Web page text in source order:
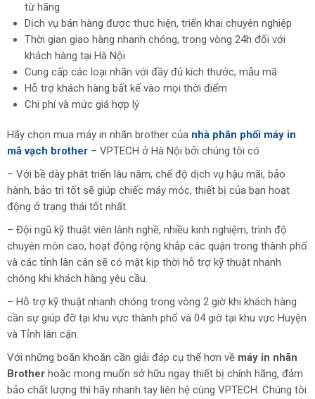
từ hãng
Dịch vụ bán hàng được thực hiện, triển khai chuyên nghiệp
Thời gian giao hàng nhanh chóng, trong vòng 24h đối với
khách hàng tại Hà Nội
Cung cấp các loại nhãn với đầy đủ kích thước, mẫu mã
Hỗ trợ khách hàng bất kể vào mọi thời điểm
Chi phí và mức giá hợp lý
Hãy chọn mua máy in nhãn brother của nhà phân phối máy in
mã vạch brother – VPTECH ở Hà Nội bởi chúng tôi có
– Với bề dày phát triển lâu năm, chế độ dịch vụ hậu mãi, bảo
hành, bảo trì tốt sẽ giúp chiếc máy móc, thiết bị của bạn hoạt
động ở trạng thái tốt nhất.
– Đội ngũ kỹ thuật viên lành nghề, nhiều kinh nghiệm, trình độ
chuyên môn cao, hoạt động rộng khắp các quận trong thành phố
và các tỉnh lân cân sẽ có mặt kịp thời hỗ trợ kỹ thuật nhanh
chóng khi khách hàng yêu cầu.
– Hỗ trợ kỹ thuật nhanh chóng trong vòng 2 giờ khi khách hàng
cần sự giúp đỡ tại khu vực thành phố và 04 giờ tại khu vực Huyện
và Tỉnh lân cận.
Với những boăn khoăn cần giải đáp cụ thể hơn về máy in nhãn
Brother hoặc mong muốn sở hữu ngay thiết bị chính hãng, đảm
bảo chất lượng thì hãy nhanh tay liên hệ cùng VPTECH. Chúng tôi